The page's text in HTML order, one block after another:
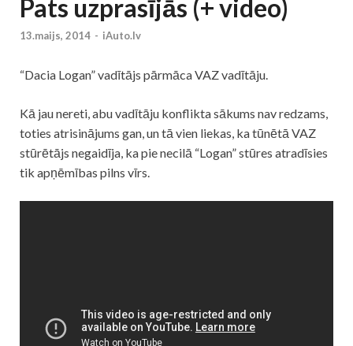
Pats uzprasījās (+ video)
13.maijs, 2014 - iAuto.lv
“Dacia Logan” vadītājs pārmāca VAZ vadītāju.
Kā jau nereti, abu vadītāju konflikta sākums nav redzams,
toties atrisinājums gan, un tā vien liekas, ka tūnētā VAZ
stūrētājs negaidīja, ka pie necilā “Logan” stūres atradīsies
tik apņēmības pilns vīrs.